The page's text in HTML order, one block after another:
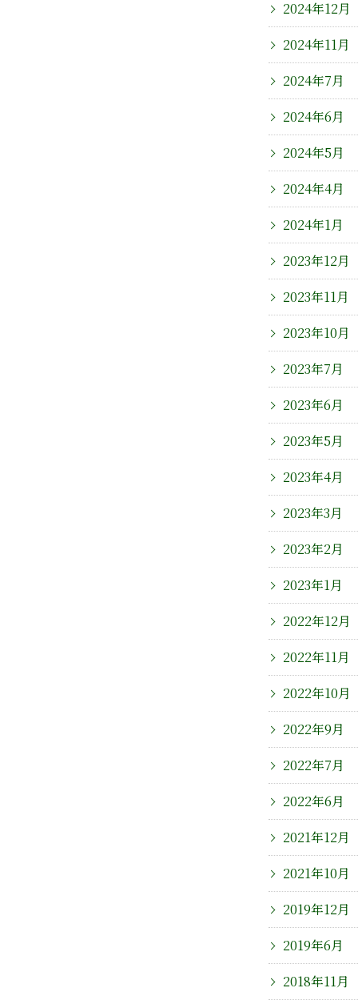
2024年12月
2024年11月
2024年7月
2024年6月
2024年5月
2024年4月
2024年1月
2023年12月
2023年11月
2023年10月
2023年7月
2023年6月
2023年5月
2023年4月
2023年3月
2023年2月
2023年1月
2022年12月
2022年11月
2022年10月
2022年9月
2022年7月
2022年6月
2021年12月
2021年10月
2019年12月
2019年6月
2018年11月